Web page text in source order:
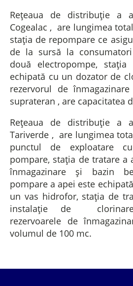
Rețeaua de distribuție a
Cogealac , are lungimea
stația de repompare ce
de la sursă la
două electropompe,
echipată cu un dozator de
rezervorul de
suprateran , are capacitatea
Rețeaua de distribuție a
Tariverde , are lungimea
punctul de exploatare
pompare, stația de tratare a
înmagazinare și bazin
pompare a apei este
un vas hidrofor, stația de
instalație de
rezervoarele de
volumul de 100 mc.